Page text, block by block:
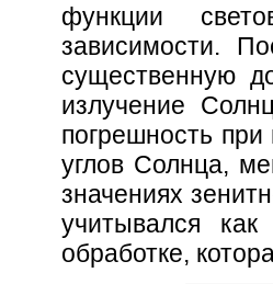
функции
зависимости.
существенную
излучение
погрешность
углов Солнца,
значениях
учитывался
обработке,